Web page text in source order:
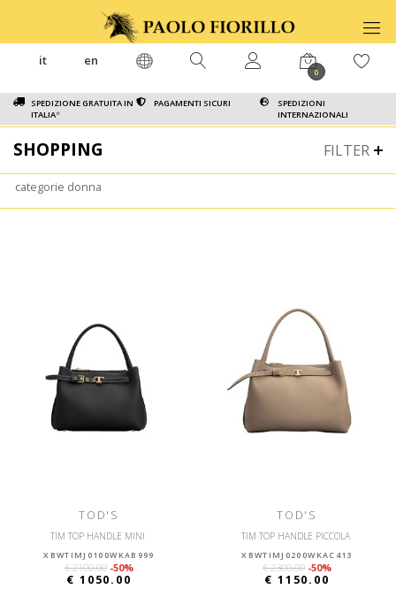
SPEDIZIONE GRATUITA IN
ITALIA*
PAGAMENTI SICURI
SPEDIZIONI
INTERNAZIONALI
it en
0
FILTER
SHOPPING
categorie donna
TOD'S
TIM TOP HANDLE MINI
XBWTIMJ0100WKAB999
€ 2100.00 -50%
€ 1050.00
TOD'S
TIM TOP HANDLE PICCOLA
XBWTIMJ0200WKAC413
€ 2300.00 -50%
€ 1150.00